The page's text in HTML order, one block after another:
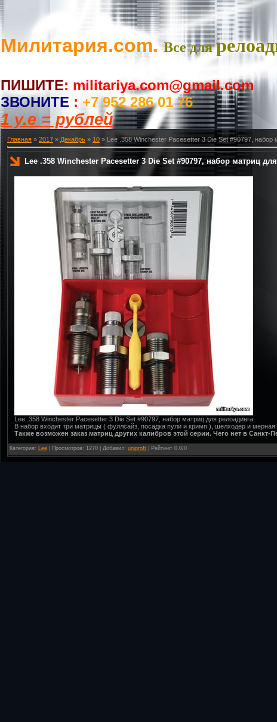
Милитария.com.Все для
ПИШИТЕ: militariya.com@gmail.com
ЗВОНИТЕ : +7 952 286 01 76
1 у.е = рублей
Главная » 2017 » Декабрь » 10 » Lee .358 Winchester Pacesetter 3 Die Set #90797, набор
Lee .358 Winchester Pacesetter 3 Die Set #90797, набор матриц
Lee .358 Winchester Pacesetter 3 Die Set #90797, набор матриц для релоадинга,
В набор входит три матрицы ( фуллсайз, посадка пули и кримп ), шелходер и мерная
Также возможен заказ матриц других калибров этой серии. Чего нет в Санкт-
Категория: Lee Просмотров: 1270 | Добавил: uniproft Рейтинг: 0.0/0